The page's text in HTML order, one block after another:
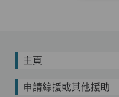
主頁
申請綜援或其他援助